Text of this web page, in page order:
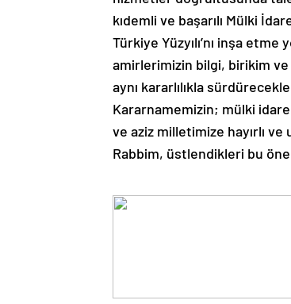
kıdemli ve başarılı Mülki
Türkiye Yüzyılı’nı inşa
amirlerimizin bilgi, birikim
aynı kararlılıkla
Kararnamemizin; mülki
ve aziz milletimize hayırlı ve
Rabbim, üstlendikleri bu